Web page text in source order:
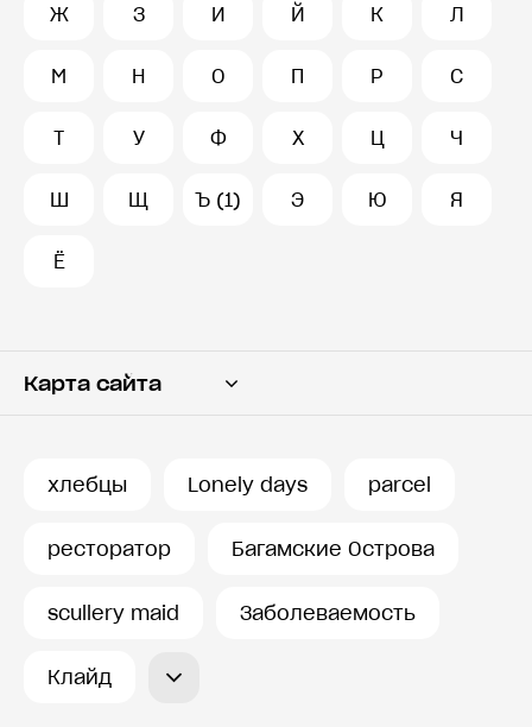
Ж З И Й К Л
М Н О П Р С
Т У Ф Х Ц Ч
Ш Щ Ъ (1) Э Ю Я
Ё
Карта сайта
хлебцы Lonely days parcel
ресторатор Багамские Острова
scullery maid Заболеваемость
Клайд